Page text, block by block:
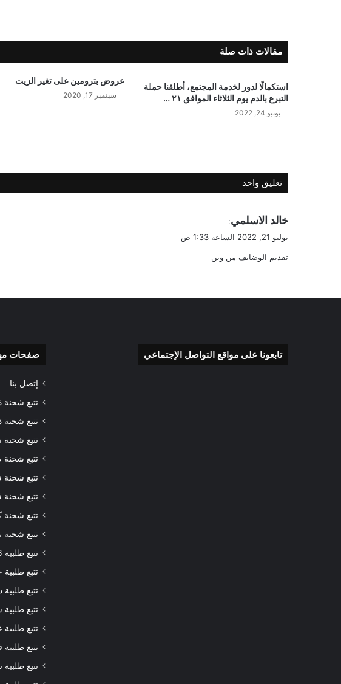
مقالات ذات صلة
استكمالًا لدور لخدمة المجتمع، أطلقنا حملة
التبرع بالدم يوم الثلاثاء الموافق ٢١ …
يونيو 24, 2022
عروض بترومين على تغير الزيت
سبتمبر 17, 2020
تعليق واحد
ي
ل
خالد الاسلمي:
يوليو 21, 2022 الساعة 1:33 ص
تقديم الوضايف من وين
تابعونا على مواقع التواصل الإجتماعي صفحات
إتصل بنا
تتبع
تتبع
تتبع
تتبع شحنة
تتبع شحنة
تتبع شحنة
تتبع شحنة
تتبع شحنة
تتبع طلبية 6 ستريت
تتبع طلبية
تتبع طلبية
تتبع
تتبع طلبية
تتبع طلبية
تتبع